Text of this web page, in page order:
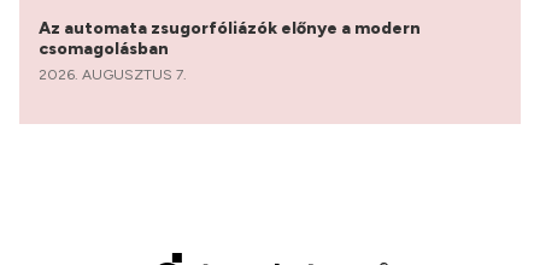
Az automata zsugorfóliázók előnye a modern
csomagolásban
2026. AUGUSZTUS 7.